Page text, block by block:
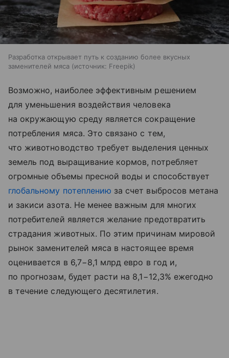
Разработка открывает путь к созданию более вкусных
заменителей мяса
источник: Freepik
Возможно, наиболее эффективным решением
для уменьшения воздействия человека
на окружающую среду является сокращение
потребления мяса. Это связано с тем,
что животноводство требует выделения ценных
земель под выращивание кормов, потребляет
огромные объемы пресной воды и способствует
глобальному потеплению за счет выбросов метана
и закиси азота. Не менее важным для многих
потребителей является желание предотвратить
страдания животных. По этим причинам мировой
рынок заменителей мяса в настоящее время
оценивается в 6,7−8,1 млрд евро в год и,
по прогнозам, будет расти на 8,1−12,3% ежегодно
в течение следующего десятилетия.